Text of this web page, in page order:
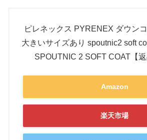
ピレネックス PYRENEX ダウン
大きいサイズあり spoutnic2 soft
SPOUTNIC 2 SOFT COAT【返
Amazon
楽天市場